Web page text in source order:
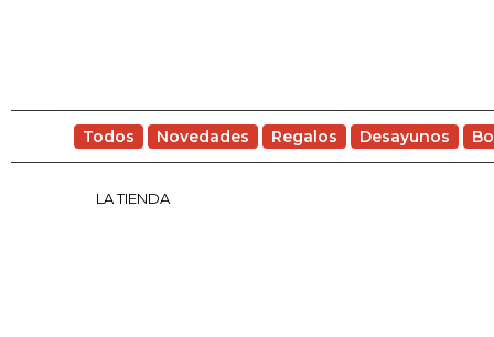
Todos Novedades Regalos Desayunos
LA TIENDA